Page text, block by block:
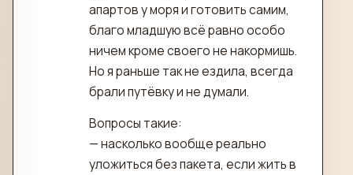
апартов у моря и готовить самим,
благо младшую всё равно особо
ничем кроме своего не накормишь.
Но я раньше так не ездила, всегда
брали путёвку и не думали.
Вопросы такие:
— насколько вообще реально
уложиться без пакета, если жить в